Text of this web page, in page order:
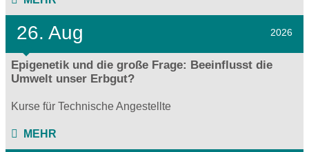
26. Aug 2026
Epigenetik und die große Frage: Beeinflusst die
Umwelt unser Erbgut?
Kurse für Technische Angestellte
MEHR